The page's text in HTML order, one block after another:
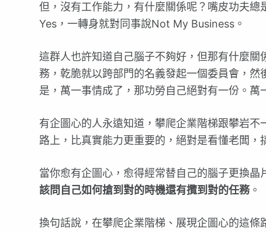
但，沒有工作能力，有什麼關係呢？嘴皮功夫
Yes，一轉身就對同事說Not My Business。
這群人也許知道自己腦子不夠好，但那有什麼
務，乾脆就以跨部門的名義發起一個委員會，
是，萬一事情成了，那功勞自己絕對有一份。
有企圖心的人永遠知道，攀爬企業階梯跟攀岩
路上，比真實能力更重要的，絕對是看懂老闆
當你愈有企圖心，愈得經常替自己的腦子更換晶
該問自己如何搶到對的時機還有攬到對的任務。
換句話說，在攀爬企業階梯、展現企圖心的這